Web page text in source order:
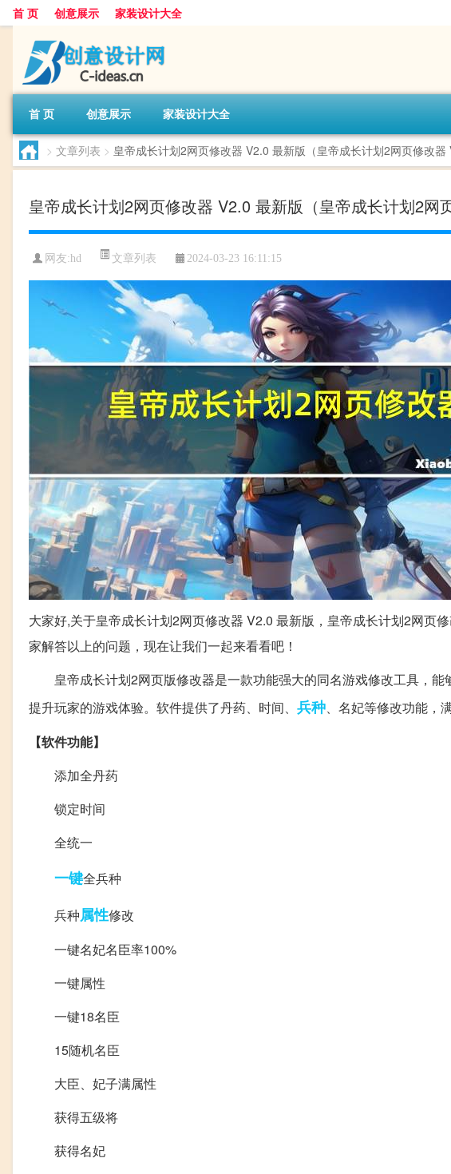
首 页 创意展示 家装设计大全
首 页 创意展示 家装设计大全
> 文章列表 > 皇帝成长计划2网页修改器 V2.0 最新版（皇帝成长计划2网页修改器
皇帝成长计划2网页修改器 V2.0 最新版（皇帝成长计划2网
网友:hd 文章列表 2024-03-23 16:11:15
大家好,关于皇帝成长计划2网页修改器 V2.0 最新版，皇帝成长计划2网页
家解答以上的问题，现在让我们一起来看看吧！
皇帝成长计划2网页版修改器是一款功能强大的同名游戏修改工具，能
提升玩家的游戏体验。软件提供了丹药、时间、 兵种、名妃等修改功能，
【软件功能】
添加全丹药
锁定时间
全统一
一键全兵种
兵种属性修改
一键名妃名臣率100%
一键属性
一键18名臣
15随机名臣
大臣、妃子满属性
获得五级将
获得名妃